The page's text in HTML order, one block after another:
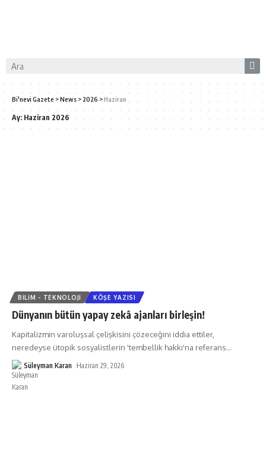
Bi'nevi Gazete >News > 2026 >Haziran
Ay: Haziran 2026
BILIM - TEKNOLOJI KÖŞE YAZISI
Dünyanın bütün yapay zekâ ajanları birleşin!
Kapitalizmin varoluşsal çelişkisini çözeceğini iddia ettiler,
neredeyse ütopik sosyalistlerin 'tembellik hakkı'na referans…
Süleyman Karan Haziran 29, 2026